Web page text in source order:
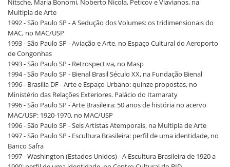
Nitsche, Maria Bonomi, Noberto Nicola, Peticov e Vlavianos, na
Multipla de Arte
1992 - São Paulo SP - A Sedução dos Volumes: os tridimensionais do
MAC, no MAC/USP
1993 - São Paulo SP - Aviação e Arte, no Espaço Cultural do Aeroporto
de Congonhas
1993 - São Paulo SP - Retrospectiva, no Masp
1994 - São Paulo SP - Bienal Brasil Século XX, na Fundação Bienal
1996 - Brasília DF - Arte e Espaço Urbano: quinze propostas, no
Ministério das Relações Exteriores. Palácio do Itamaraty
1996 - São Paulo SP - Arte Brasileira: 50 anos de história no acervo
MAC/USP: 1920-1970, no MAC/USP
1996 - São Paulo SP - Seis Artistas Atemporais, na Multipla de Arte
1997 - São Paulo SP - Escultura Brasileira: perfil de uma identidade, no
Banco Safra
1997 - Washington (Estados Unidos) - A Escultura Brasileira de 1920 a